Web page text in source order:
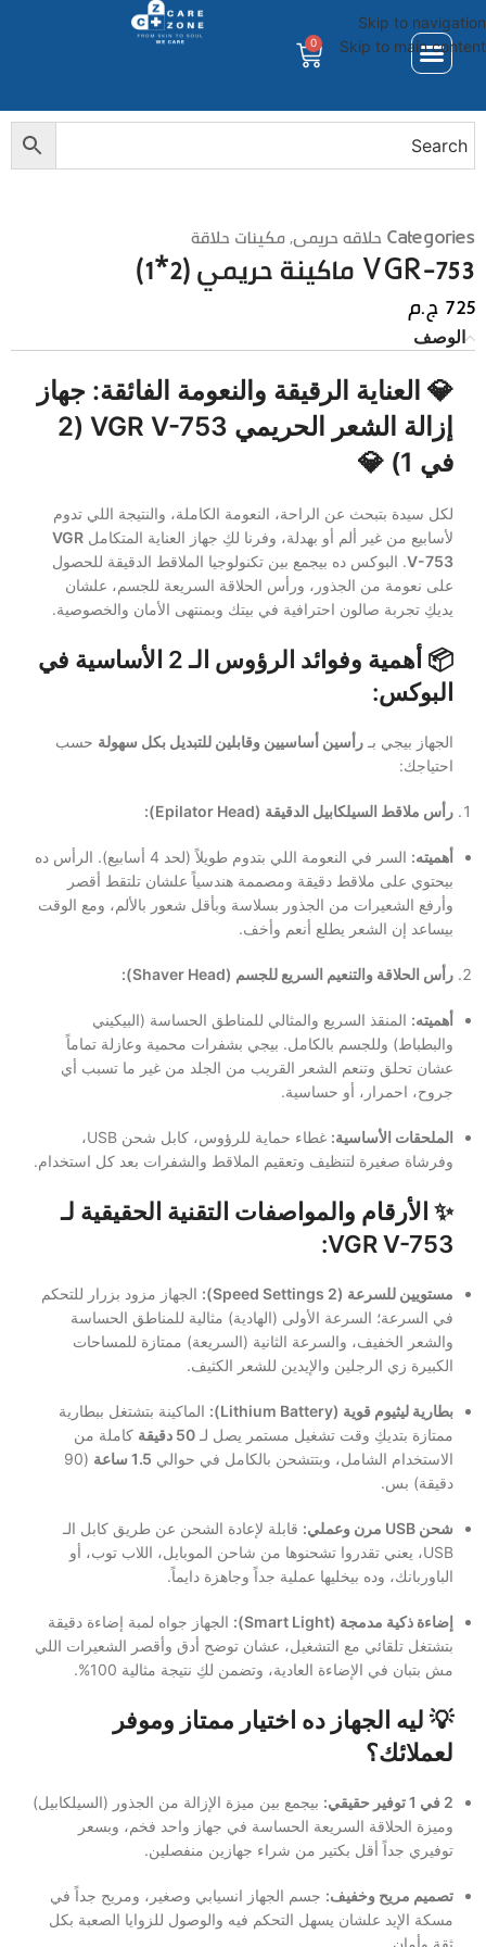
Skip to navigation
Skip to main content
0
Categoriesحلاقه حريمى,مكينات حلاقة
VGR-753 ماكينة حريمي (2*1)
725ج.م
الوصف
💎 العناية الرقيقة والنعومة الفائقة: جهاز
إزالة الشعر الحريمي VGR V-753 (2
في 1) 💎
لكل سيدة بتبحث عن الراحة، النعومة الكاملة، والنتيجة اللي تدوم
لأسابيع من غير ألم أو بهدلة، وفرنا لكِ جهاز العناية المتكامل VGR
V-753. البوكس ده بيجمع بين تكنولوجيا الملاقط الدقيقة للحصول
على نعومة من الجذور، ورأس الحلاقة السريعة للجسم، علشان
يديكِ تجربة صالون احترافية في بيتك وبمنتهى الأمان والخصوصية.
📦 أهمية وفوائد الرؤوس الـ 2 الأساسية في
البوكس:
الجهاز بيجي بـ رأسين أساسيين وقابلين للتبديل بكل سهولة حسب
احتياجك:
رأس ملاقط السيلكابيل الدقيقة (Epilator Head):
أهميته:
السر في النعومة اللي بتدوم طويلاً (لحد 4 أسابيع). الرأس ده
بيحتوي على ملاقط دقيقة ومصممة هندسياً علشان تلتقط أقصر
وأرفع الشعيرات من الجذور بسلاسة وبأقل شعور بالألم، ومع الوقت
بيساعد إن الشعر يطلع أنعم وأخف.
رأس الحلاقة والتنعيم السريع للجسم (Shaver Head):
أهميته: المنقذ السريع والمثالي للمناطق الحساسة (البيكيني
والبطباط) وللجسم بالكامل. بيجي بشفرات محمية وعازلة تماماً
عشان تحلق وتنعم الشعر القريب من الجلد من غير ما تسبب أي
جروح، احمرار، أو حساسية.
الملحقات الأساسية:
غطاء حماية للرؤوس، كابل شحن USB،
وفرشاة صغيرة لتنظيف وتعقيم الملاقط والشفرات بعد كل استخدام.
✨ الأرقام والمواصفات التقنية الحقيقية لـ
VGR V-753:
مستويين للسرعة (2 Speed Settings):
الجهاز مزود بزرار للتحكم
في السرعة؛ السرعة الأولى (الهادية) مثالية للمناطق الحساسة
والشعر الخفيف، والسرعة الثانية (السريعة) ممتازة للمساحات
الكبيرة زي الرجلين والإيدين للشعر الكثيف.
بطارية ليثيوم قوية (Lithium Battery):
الماكينة بتشتغل ببطارية
ممتازة بتديكِ وقت تشغيل مستمر يصل لـ 50 دقيقة
كاملة من
الاستخدام الشامل، وبتتشحن بالكامل في حوالي 1.5 ساعة
(90
دقيقة) بس.
شحن USB مرن وعملي:
قابلة لإعادة الشحن عن طريق كابل الـ
USB، يعني تقدروا تشحنوها من شاحن الموبايل، اللاب توب، أو
الباوربانك، وده بيخليها عملية جداً وجاهزة دايماً.
إضاءة ذكية مدمجة (Smart Light):
الجهاز جواه لمبة إضاءة دقيقة
بتشتغل تلقائي مع التشغيل، عشان توضح أدق وأقصر الشعيرات اللي
مش بتبان في الإضاءة العادية، وتضمن لكِ نتيجة مثالية 100%.
💡 ليه الجهاز ده اختيار ممتاز وموفر
لعملائك؟
2 في 1 توفير حقيقي:
بيجمع بين ميزة الإزالة من الجذور (السيلكابيل)
وميزة الحلاقة السريعة الحساسة في جهاز واحد فخم، وبسعر
توفيري جداً أقل بكتير من شراء جهازين منفصلين.
تصميم مريح وخفيف: جسم الجهاز انسيابي وصغير، ومريح جداً في
مسكة الإيد علشان يسهل التحكم فيه والوصول للزوايا الصعبة بكل
ثقة وأمان.